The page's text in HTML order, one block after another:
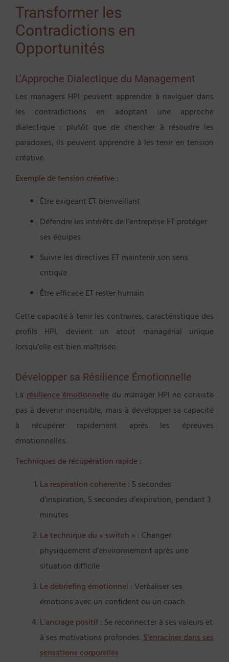
Transformer les
Contradictions en
Opportunités
L’Approche Dialectique du Management
Les managers HPI peuvent apprendre à naviguer dans
les contradictions en adoptant une approche
dialectique : plutôt que de chercher à résoudre les
paradoxes, ils peuvent apprendre à les tenir en tension
créative.
Exemple de tension créative :
Être exigeant ET bienveillant
Défendre les intérêts de l’entreprise ET protéger
ses équipes
Suivre les directives ET maintenir son sens
critique
Être efficace ET rester humain
Cette capacité à tenir les contraires, caractéristique des
profils HPI, devient un atout managérial unique
lorsqu’elle est bien maîtrisée.
Développer sa Résilience Émotionnelle
La résilience émotionnelle du manager HPI ne consiste
pas à devenir insensible, mais à développer sa capacité
à récupérer rapidement après les épreuves
émotionnelles.
Techniques de récupération rapide :
La respiration cohérente: 5 secondes
d’inspiration, 5 secondes d’expiration, pendant 3
minutes
La technique du « switch »: Changer
physiquement d’environnement après une
situation difficile
Le débriefing émotionnel : Verbaliser ses
émotions avec un confident ou un coach
L’ancrage positif: Se reconnecter à ses valeurs et
à ses motivations profondes.S’enraciner dans ses
sensations corporelles